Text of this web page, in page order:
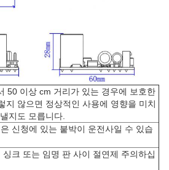
50 이상 cm 거리가 있는 경우에 보호한
지 않으면 정상적인 사용에 영향을 미치
지도 모릅니다.
신청에 있는 붙박이 운전사일 수 있습
크 또는 임명 판 사이 절연제 주의하십